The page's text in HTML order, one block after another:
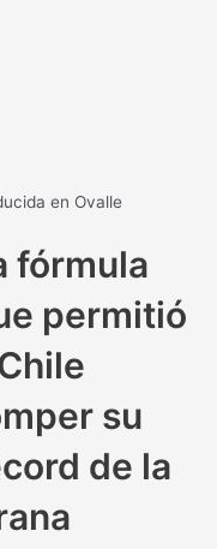
en Ovalle
fórmula
permitió
su
de la